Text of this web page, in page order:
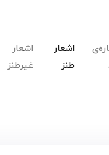
اشعار
طنز
اشعار
غیرطنز